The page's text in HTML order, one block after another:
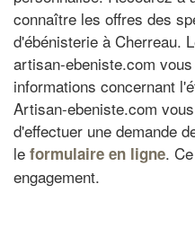
connaître les offres des
d'ébénisterie à Cherreau.
artisan-ebeniste.com
informations concernant
Artisan-ebeniste.com
d'effectuer une demande
le formulaire en ligne.
engagement.